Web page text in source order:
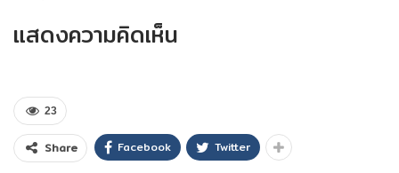
แสดงความคิดเห็น
23
Share Facebook Twitter